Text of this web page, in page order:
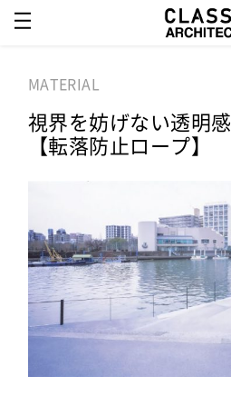
MATERIAL
視界を妨げない透明感
【転落防止ロープ】